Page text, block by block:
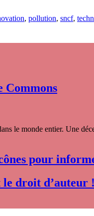
, pollution, sncf,
Commons
le monde entier. Une
pour
le droit d’auteur !